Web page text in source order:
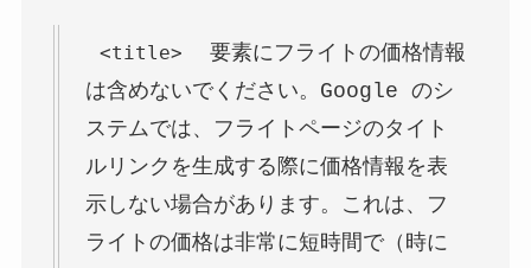
<title>
要素にフライトの価格情報
は含めないでください。Google のシ
ステムでは、フライトページのタイト
ルリンクを生成する際に価格情報を表
示しない場合があります。これは、フ
ライトの価格は非常に短時間で（時に